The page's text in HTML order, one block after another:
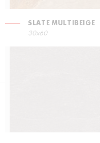
SLATE MULTIBEIGE
30x60